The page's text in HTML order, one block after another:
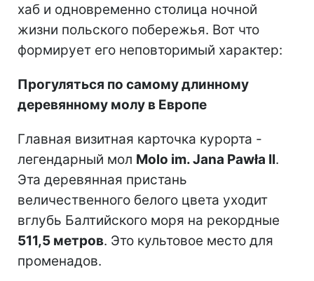
хаб и одновременно столица ночной
жизни польского побережья. Вот что
формирует его неповторимый характер:
Прогуляться по самому длинному
деревянному молу в Европе
Главная визитная карточка курорта -
легендарный мол Molo im. Jana Pawła II.
Эта деревянная пристань
величественного белого цвета уходит
вглубь Балтийского моря на рекордные
511,5 метров. Это культовое место для
променадов.